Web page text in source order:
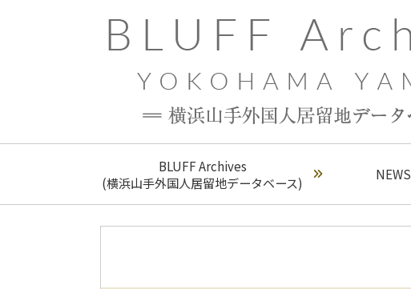
BLUFF Archives
(横浜山手外国人居留地データベース)
NEWS